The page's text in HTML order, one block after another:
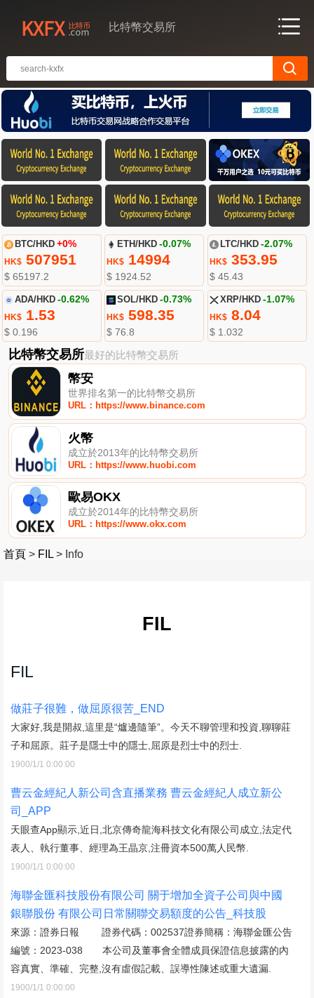
比特幣交易所
BTC/HKD +0%
HK$507951
$ 65197.2
ETH/HKD -0.07%
HK$ 14994
$ 1924.52
LTC/HKD -2.07%
HK$353.95
$ 45.43
ADA/HKD -0.62%
HK$1.53
$ 0.196
SOL/HKD -0.73%
HK$ 598.35
$ 76.8
XRP/HKD -1.07%
HK$8.04
$ 1.032
比特幣交易所最好的比特幣交易所
幣安
世界排名第一的比特幣交易所
URL：https://www.binance.com
火幣
成立於2013年的比特幣交易所
URL：https://www.huobi.com
歐易OKX
成立於2014年的比特幣交易所
URL：https://www.okx.com
首頁 > FIL > Info
FIL
FIL
做莊子很難，做屈原很苦_END
大家好,我是開叔,這里是“爐邊隨筆”。今天不聊管理和投資,聊聊莊
子和屈原。莊子是隱士中的隱士,屈原是烈士中的烈士.
1900/1/1 0:00:00
曹云金經紀人新公司含直播業務 曹云金經紀人成立新公
司_APP
天眼查App顯示,近日,北京傳奇龍海科技文化有限公司成立,法定代
表人、執行董事、經理為王晶京,注冊資本500萬人民幣.
1900/1/1 0:00:00
海聯金匯科技股份有限公司 關于增加全資子公司與中國
銀聯股份 有限公司日常關聯交易額度的公告_科技股
來源：證券日報 證券代碼：002537證券簡稱：海聯金匯公告
編號：2023-038 本公司及董事會全體成員保證信息披露的內
容真實、準確、完整,沒有虛假記載、誤導性陳述或重大遺漏.
1900/1/1 0:00:00